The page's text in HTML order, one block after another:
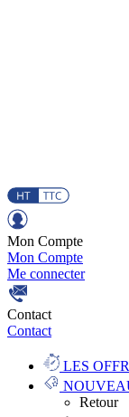
Mon Compte
Mon Compte
Me connecter
Contact
Contact
LES
Retour